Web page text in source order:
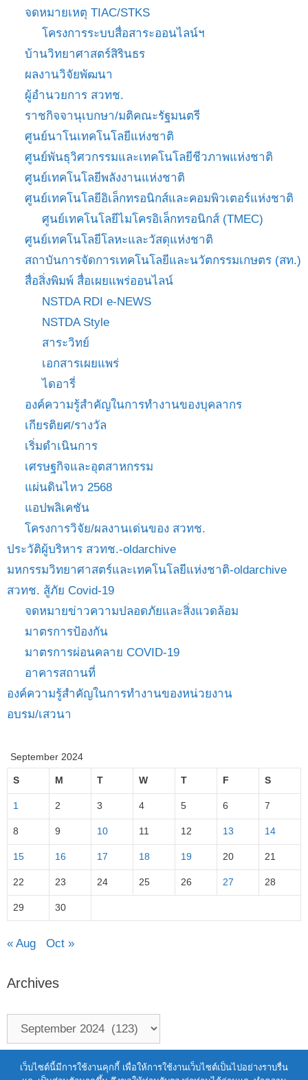
จดหมายเหตุ TIAC/STKS
โครงการระบบสื่อสาระออนไลน์ฯ
บ้านวิทยาศาสตร์สิรินธร
ผลงานวิจัยพัฒนา
ผู้อำนวยการ สวทช.
ราชกิจจานุเบกษา/มติคณะรัฐมนตรี
ศูนย์นาโนเทคโนโลยีแห่งชาติ
ศูนย์พันธุวิศวกรรมและเทคโนโลยีชีวภาพแห่งชาติ
ศูนย์เทคโนโลยีพลังงานแห่งชาติ
ศูนย์เทคโนโลยีอิเล็กทรอนิกส์และคอมพิวเตอร์แห่งชาติ
ศูนย์เทคโนโลยีไมโครอิเล็กทรอนิกส์ (TMEC)
ศูนย์เทคโนโลยีโลหะและวัสดุแห่งชาติ
สถาบันการจัดการเทคโนโลยีและนวัตกรรมเกษตร (สท.)
สื่อสิ่งพิมพ์ สื่อเผยแพร่ออนไลน์
NSTDA RDI e-NEWS
NSTDA Style
สาระวิทย์
เอกสารเผยแพร่
ไดอารี่
องค์ความรู้สำคัญในการทำงานของบุคลากร
เกียรติยศ/รางวัล
เริ่มดำเนินการ
เศรษฐกิจและอุตสาหกรรม
แผ่นดินไหว 2568
แอปพลิเคชัน
โครงการวิจัย/ผลงานเด่นของ สวทช.
ประวัติผู้บริหาร สวทช.-oldarchive
มหกรรมวิทยาศาสตร์และเทคโนโลยีแห่งชาติ-oldarchive
สวทช. สู้ภัย Covid-19
จดหมายข่าวความปลอดภัยและสิ่งแวดล้อม
มาตรการป้องกัน
มาตรการผ่อนคลาย COVID-19
อาคารสถานที่
องค์ความรู้สำคัญในการทำงานของหน่วยงาน
อบรม/เสวนา
September 2024
S M T W T F S
1 2 3 4 5 6 7
8 9 10 11 12 13 14
15 16 17 18 19 20 21
22 23 24 25 26 27 28
29 30
« Aug Oct »
Archives
Terms of Service|Personal Data Protection Policy
เว็บไซต์นี้มีการใช้งานคุกกี้ เพื่อให้การใช้งานเว็บไซต์เป็นไปอย่างราบรื่น